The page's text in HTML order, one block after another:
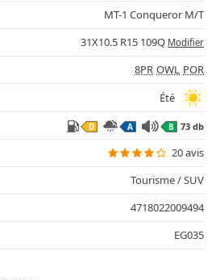
MT-1 Conqueror M/T
31X10.5 R15 109Q Modifier
8PR OWL POR
Été
D A B 73 db
20 avis
Tourisme / SUV
4718022009494
EG035